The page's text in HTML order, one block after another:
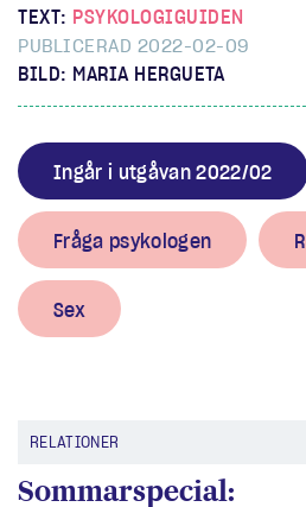
TEXT: PSYKOLOGIGUIDEN
PUBLICERAD 2022-02-09
BILD: MARIA HERGUETA
Ingår i utgåvan 2022/02
Fråga psykologen
Sex
RELATIONER
Sommarspecial: